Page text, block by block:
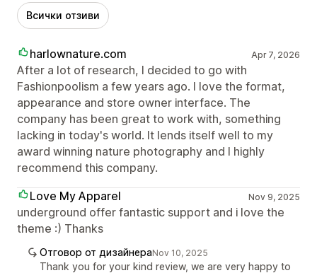
Всички отзиви
harlownature.com Apr 7, 2026
After a lot of research, I decided to go with
Fashionpoolism a few years ago. I love the format,
appearance and store owner interface. The
company has been great to work with, something
lacking in today's world. It lends itself well to my
award winning nature photography and I highly
recommend this company.
Love My Apparel
Nov 9, 2025
underground offer fantastic support and i love the
theme :) Thanks
Отговор от дизайнераNov 10, 2025
Thank you for your kind review, we are very happy to